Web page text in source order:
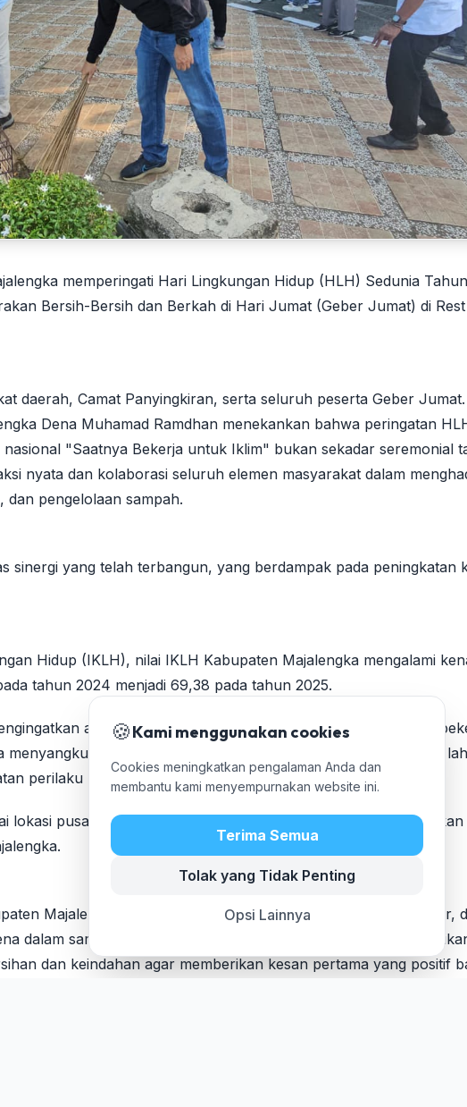
memperingati Hari Lingkungan Hidup (HLH) Sedunia
Bersih-Bersih dan Berkah di Hari Jumat (Geber Jumat) di
daerah, Camat Panyingkiran, serta seluruh peserta Geber Jumat.
Dena Muhamad Ramdhan menekankan bahwa peringatan
"Saatnya Bekerja untuk Iklim" bukan sekadar seremonial
nyata dan kolaborasi seluruh elemen masyarakat dalam
pengelolaan sampah.
sinergi yang telah terbangun, yang berdampak pada peningkatan
Hidup (IKLH), nilai IKLH Kabupaten Majalengka mengalami
tahun 2024 menjadi 69,38 pada tahun 2025.
agar seluruh pihak tidak berpuas diri. Masih banyak
pengelolaan sampah, peningkatan kualitas tutupan
perilaku ramah lingkungan di tengah masyarakat.
lokasi pusat kegiatan bukan tanpa alasan. Kawasan ini merupakan
Majalengka yang dilihat oleh para tamu, wisatawan, investor,
dalam sambutannya. Ia mengajak seluruh pihak untuk
dan keindahan agar memberikan kesan pertama yang positif
🍪Kami menggunakan cookies
Cookies meningkatkan pengalaman Anda dan
membantu kami menyempurnakan website ini.
Terima Semua
Tolak yang Tidak Penting
Opsi Lainnya